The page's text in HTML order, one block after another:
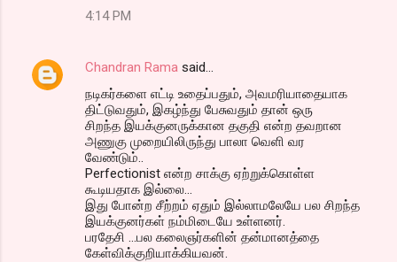
4:14 PM
Chandran Rama said…
நடிகர்களை எட்டி உதைப்பதும், அவமரியாதையாக
திட்டுவதும், இகழ்ந்து பேசுவதும் தான் ஒரு
சிறந்த இயக்குனருக்கான தகுதி என்ற தவறான
அணுகு முறையிலிருந்து பாலா வெளி வர
வேண்டும்..
Perfectionist என்ற சாக்கு ஏற்றுக்கொள்ள
கூடியதாக இல்லை...
இது போன்ற சீற்றம் ஏதும் இல்லாமலேயே பல சிறந்த
இயக்குனர்கள் நம்மிடையே உள்ளனர்.
பரதேசி ...பல கலைஞர்களின் தன்மானத்தை
கேள்விக்குறியாக்கியவன்.